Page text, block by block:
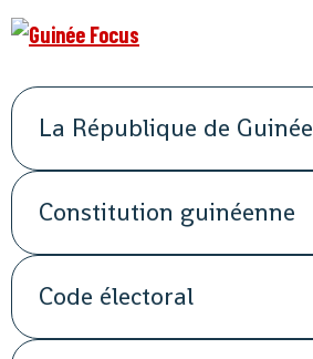
La République de Guinée
Constitution guinéenne
Code électoral